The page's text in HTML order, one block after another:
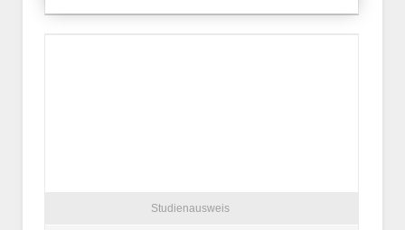
Studienausweis